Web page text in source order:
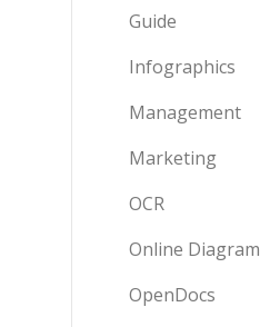
Guide
Infographics
Management
Marketing
OCR
Online Diagram
OpenDocs